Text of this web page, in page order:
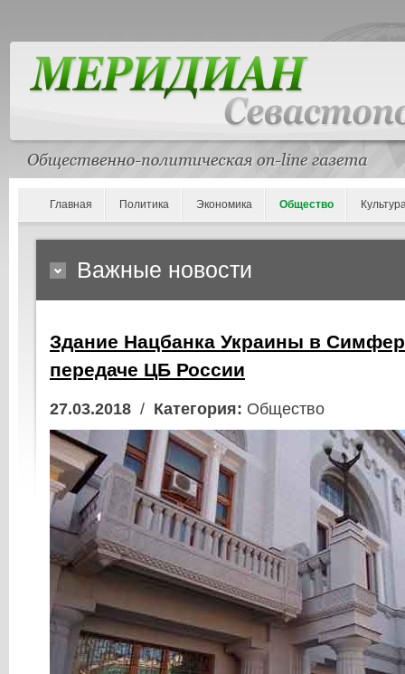
Главная Политика Экономика Общество
Важные новости
Здание Нацбанка Украины в
передаче ЦБ России
27.03.2018 / Категория: Общество